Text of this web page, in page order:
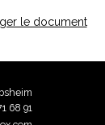
le document
33+